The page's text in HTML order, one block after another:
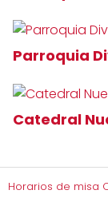
Parroquia
Catedral
Horarios de misa